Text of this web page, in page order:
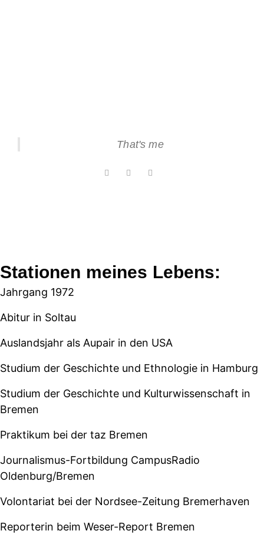
That's me
Stationen meines Lebens:
Jahrgang 1972
Abitur in Soltau
Auslandsjahr als Aupair in den USA
Studium der Geschichte und Ethnologie in Hamburg
Studium der Geschichte und Kulturwissenschaft in
Bremen
Praktikum bei der taz Bremen
Journalismus-Fortbildung CampusRadio
Oldenburg/Bremen
Volontariat bei der Nordsee-Zeitung Bremerhaven
Reporterin beim Weser-Report Bremen